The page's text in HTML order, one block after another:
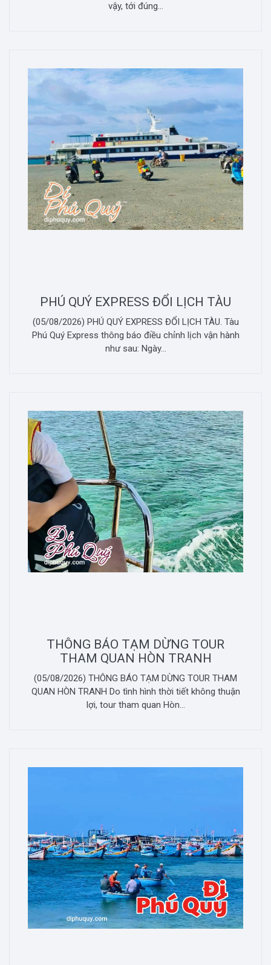
vậy, tới đúng...
PHÚ QUÝ EXPRESS ĐỔI LỊCH TÀU
(05/08/2026) PHÚ QUÝ EXPRESS ĐỔI LỊCH TÀU. Tàu
Phú Quý Express thông báo điều chỉnh lịch vận hành
như sau: Ngày...
THÔNG BÁO TẠM DỪNG TOUR
THAM QUAN HÒN TRANH
(05/08/2026) THÔNG BÁO TẠM DỪNG TOUR THAM
QUAN HÒN TRANH Do tình hình thời tiết không thuận
lợi, tour tham quan Hòn...